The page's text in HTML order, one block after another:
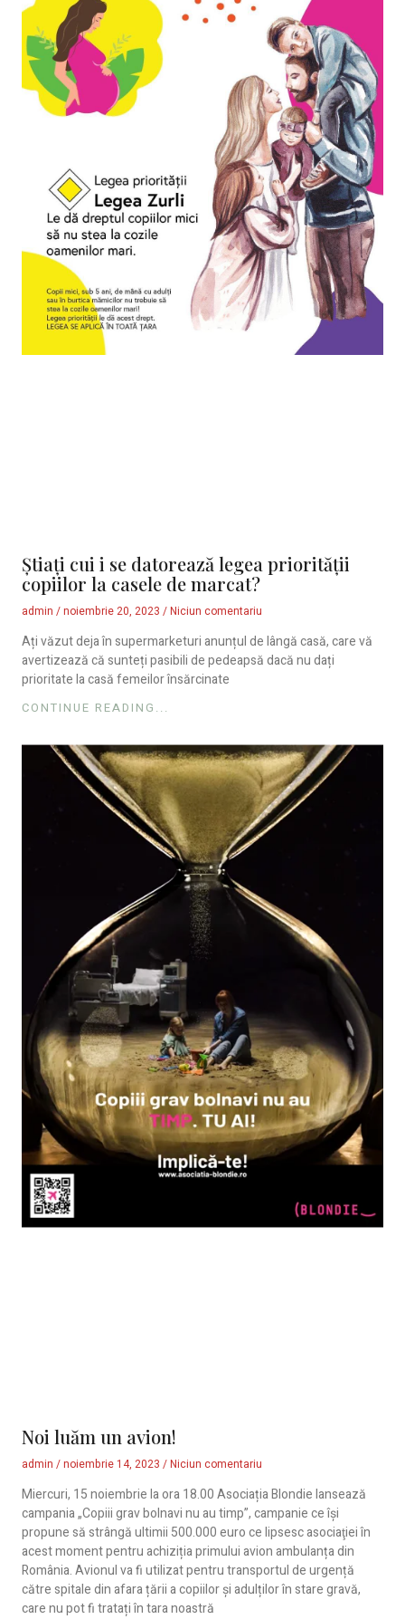
Știați cui i se datorează legea priorității
copiilor la casele de marcat?
admin noiembrie 20, 2023 Niciun comentariu
Ați văzut deja în supermarketuri anunțul de lângă casă, care vă
avertizează că sunteți pasibili de pedeapsă dacă nu dați
prioritate la casă femeilor însărcinate
CONTINUE READING...
Noi luăm un avion!
admin noiembrie 14, 2023 Niciun comentariu
Miercuri, 15 noiembrie la ora 18.00 Asociația Blondie lansează
campania „Copiii grav bolnavi nu au timp”, campanie ce își
propune să strângă ultimii 500.000 euro ce lipsesc asociaţiei în
acest moment pentru achiziția primului avion ambulanța din
România. Avionul va fi utilizat pentru transportul de urgență
către spitale din afara țării a copiilor și adulților în stare gravă,
care nu pot fi tratați în tara noastră